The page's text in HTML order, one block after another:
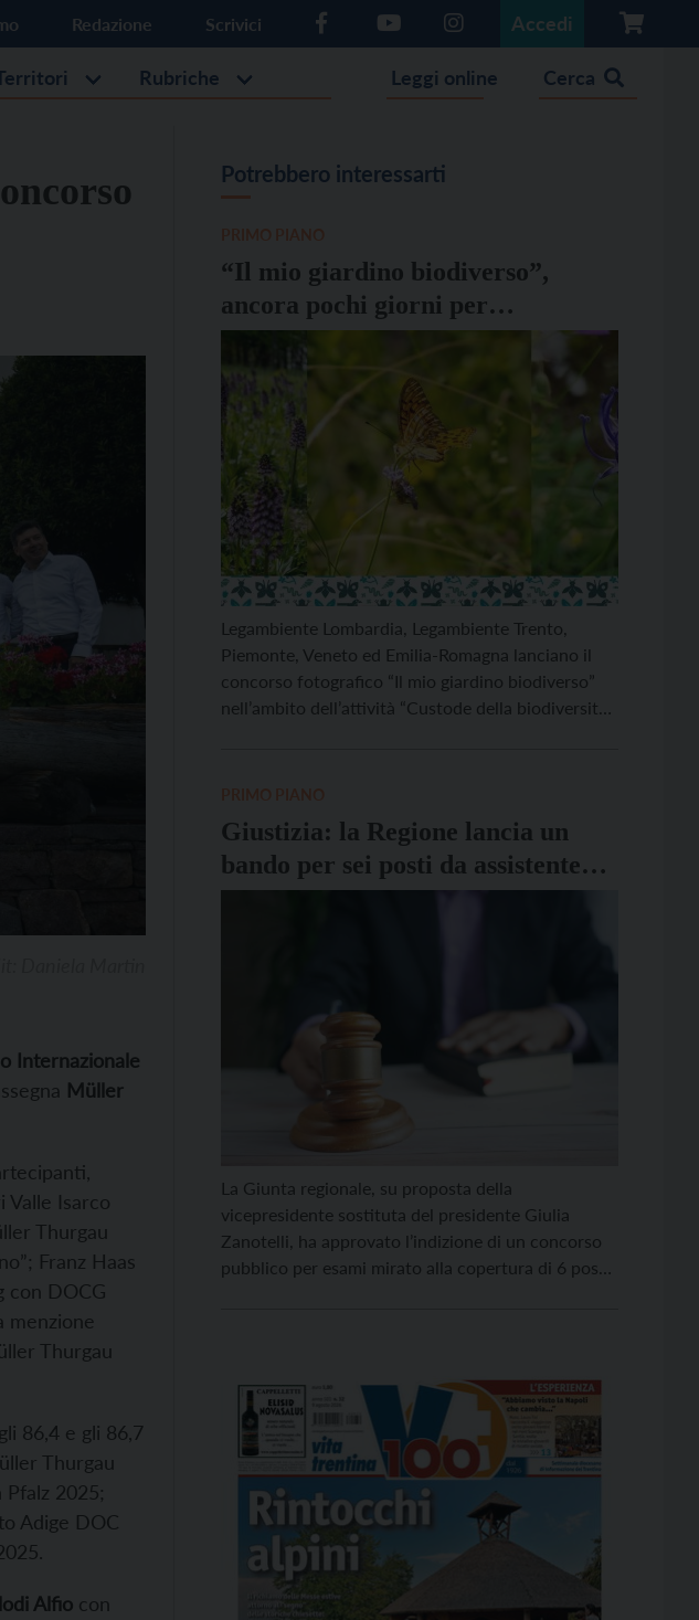
Redazione Scrivici Accedi
Rubriche Leggi online Cerca
Internazionale
Müller
Valle Isarco
Thurgau
Franz Haas
con DOCG
menzione
Thurgau
86,4 e gli 86,7
Thurgau
2025;
Adige DOC
Alfio con
Potrebbero interessarti
“Il mio giardino biodiverso”,
ancora pochi giorni per
partecipare al concorso
fotografico di Legambiente
Legambiente Lombardia, Legambiente Trento,
Piemonte, Veneto ed Emilia-Romagna lanciano il
concorso fotografico “Il mio giardino biodiverso”
nell’ambito dell’attività “Custode della biodiversità”
Lombardia, Piemonte, Veneto, […]
Giustizia: la Regione lancia un
bando per sei posti da assistente
giudiziario
La Giunta regionale, su proposta della
vicepresidente sostituta del presidente Giulia
Zanotelli, ha approvato l’indizione di un concorso
pubblico per esami mirato alla copertura di 6 posti
si […]